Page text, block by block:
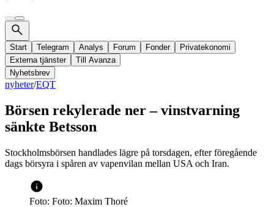
Start Telegram Analys Forum Fonder
Privatekonomi
Externa tjänster
Till Avanza
Nyhetsbrev
nyheter/EQT
Börsen rekylerade ner – vinstvarning
sänkte Betsson
Stockholmsbörsen handlades lägre på torsdagen, efter föregående
dags börsyra i spåren av vapenvilan mellan USA och Iran.
Foto: Foto: Maxim Thoré